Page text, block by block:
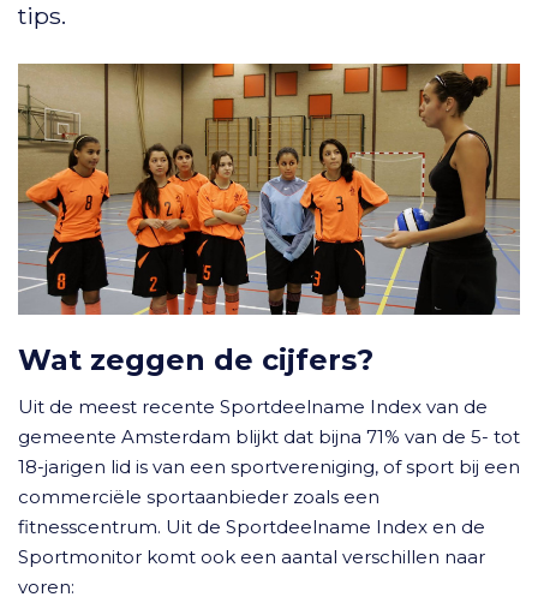
tips.
Wat zeggen de cijfers?
Uit de meest recente Sportdeelname Index van de
gemeente Amsterdam blijkt dat bijna 71% van de 5- tot
18-jarigen lid is van een sportvereniging, of sport bij een
commerciële sportaanbieder zoals een
fitnesscentrum. Uit de Sportdeelname Index en de
Sportmonitor komt ook een aantal verschillen naar
voren: